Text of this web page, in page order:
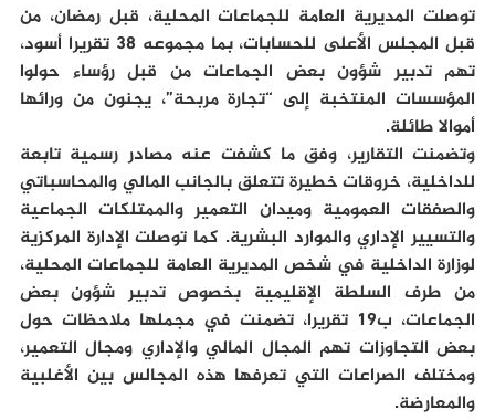
توصلت المديرية العامة للجماعات المحلية، قبل رمضان، من
قبل المجلس الأعلى للحسابات، بما مجموعه 38 تقريرا أسود،
تهم تدبير شؤون بعض الجماعات من قبل رؤساء حولوا
المؤسسات المنتخبة إلى “تجارة مربحة”، يجنون من ورائها
أموالا طائلة.
وتضمنت التقارير، وفق ما كشفت عنه مصادر رسمية تابعة
للداخلية، خروقات خطيرة تتعلق بالجانب المالي والمحاسباتي
والصفقات العمومية وميدان التعمير والممتلكات الجماعية
والتسيير الإداري والموارد البشرية. كما توصلت الإدارة المركزية
لوزارة الداخلية في شخص المديرية العامة للجماعات المحلية،
من طرف السلطة الإقليمية بخصوص تدبير شؤون بعض
الجماعات، ب19 تقريرا، تضمنت في مجملها ملاحظات حول
بعض التجاوزات تهم المجال المالي والإداري ومجال التعمير،
ومختلف الصراعات التي تعرفها هذه المجالس بين الأغلبية
والمعارضة.